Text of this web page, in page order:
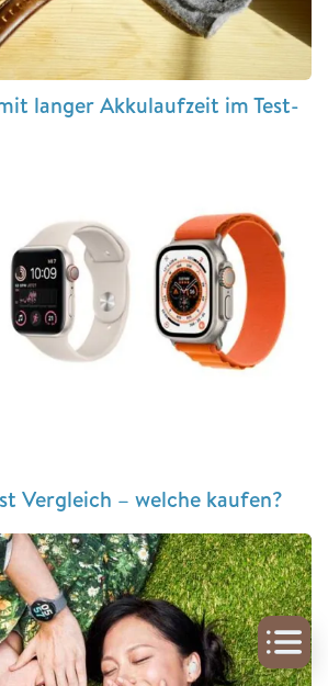
langer Akkulaufzeit im Test-
Vergleich – welche kaufen?